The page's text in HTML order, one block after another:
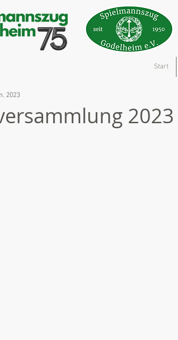
Start
2023
2023